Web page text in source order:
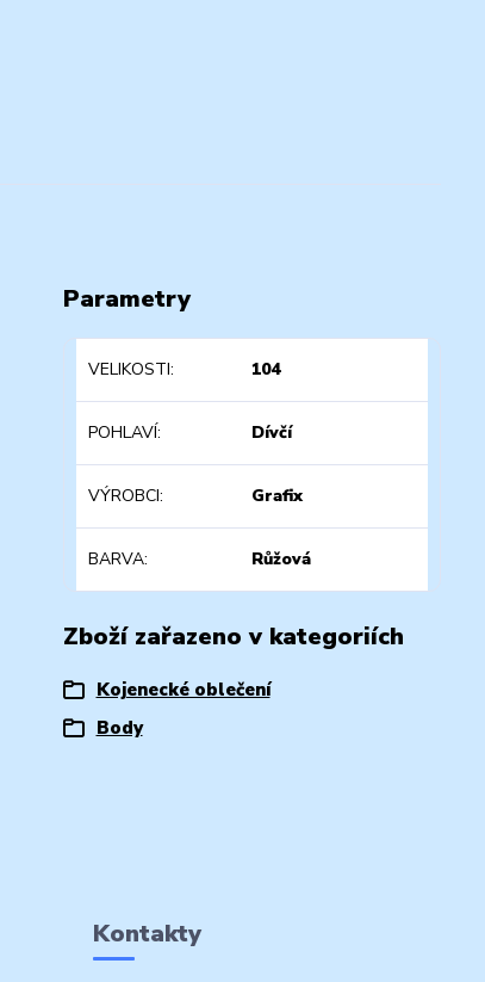
Parametry
VELIKOSTI 104
POHLAVÍ Dívčí
VÝROBCI Grafix
BARVA Růžová
Zboží zařazeno v kategoriích
Kojenecké oblečení
Body
Kontakty